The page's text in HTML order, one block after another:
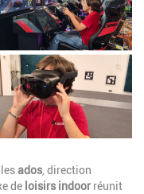
ados , direction
de loisirs indoor réunit